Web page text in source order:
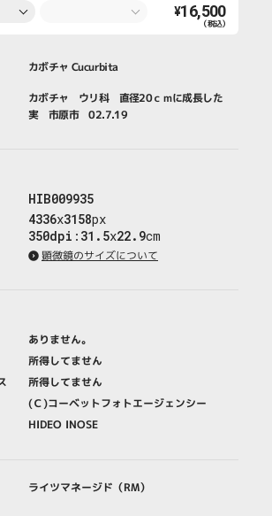
¥16,500
（税込）
カボチャ Cucurbita
カボチャ ウリ科 直径20ｃｍに成長した
実 市原市 02.7.19
HIB009935
4336x3158px
350dpi : 31.5x22.9cm
顕微鏡のサイズについて
ありません。
所得してません
所得してません
(Ｃ)コーベットフォトエージェンシー
HIDEO INOSE
ライツマネージド（RM）